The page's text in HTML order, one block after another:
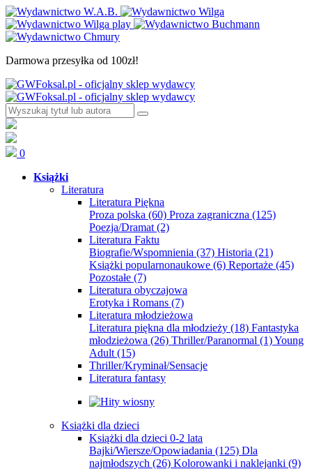
Darmowa przesyłka od 100zł!
0
Książki
Literatura
Literatura Piękna
Proza polska (60) Proza zagraniczna (125)
Poezja/Dramat (2)
Literatura Faktu
Biografie/Wspomnienia (37) Historia (21)
Książki popularnonaukowe (6) Reportaże (45)
Pozostałe (7)
Literatura obyczajowa
Erotyka i Romans (7)
Literatura młodzieżowa
Literatura piękna dla młodzieży (18) Fantastyka
młodzieżowa (26) Thriller/Paranormal (1)Young
Adult (15)
Thriller/Kryminał/Sensacje
Literatura fantasy
Książki dla dzieci
Książki dla dzieci 0-2 lata
Bajki/Wiersze/Opowiadania (125) Dla
najmłodszych (26) Kolorowanki i naklejanki (9)